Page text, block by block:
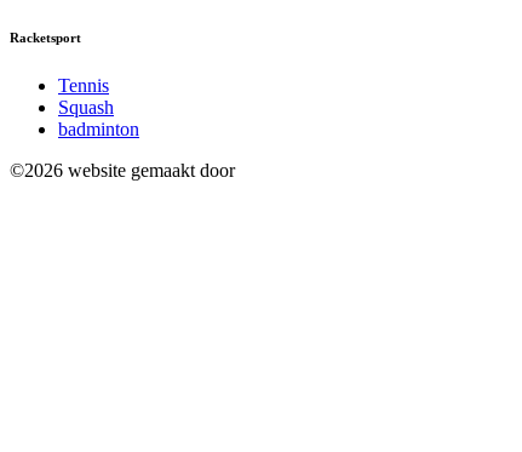
Racketsport
Tennis
Squash
badminton
©2026 website gemaakt door